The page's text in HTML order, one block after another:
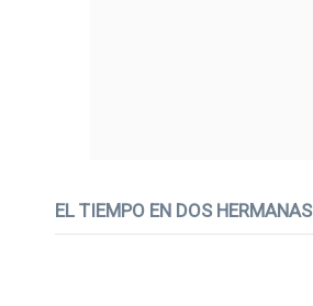
EL TIEMPO EN DOS HERMANAS